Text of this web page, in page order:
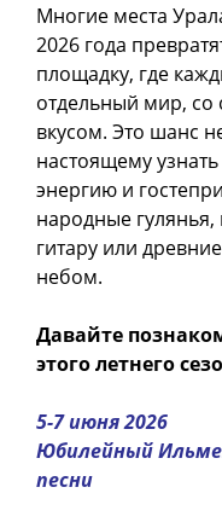
Многие места
2026 года
площадку, где
отдельный мир, со
вкусом. Это шанс
настоящему
энергию и
народные
гитару или
небом.
Давайте
этого летнего
5-7 июня 2026
Юбилейный
песни